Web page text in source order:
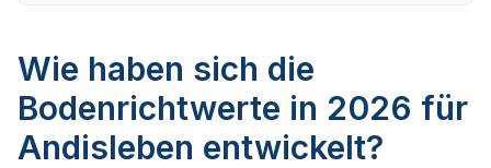
Wie haben sich die
Bodenrichtwerte in 2026 für
Andisleben entwickelt?